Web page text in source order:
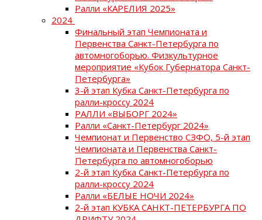
Ралли «КАРЕЛИЯ 2025»
2024
Финальный этап Чемпионата и
Первенства Санкт-Петербурга по
автомногоборью. Физкультурное
мероприятие «Кубок Губернатора Санкт-
Петербурга»
3-й этап Кубка Санкт-Петербурга по
ралли-кроссу 2024
РАЛЛИ «ВЫБОРГ 2024»
Ралли «Санкт-Петербург 2024»
Чемпионат и Первенство СЗФО, 5-й этап
Чемпионата и Первенства Санкт-
Петербурга по автомногоборью
2-й этап Кубка Санкт-Петербурга по
ралли-кроссу 2024
Ралли «БЕЛЫЕ НОЧИ 2024»
2-й этап КУБКА САНКТ-ПЕТЕРБУРГА ПО